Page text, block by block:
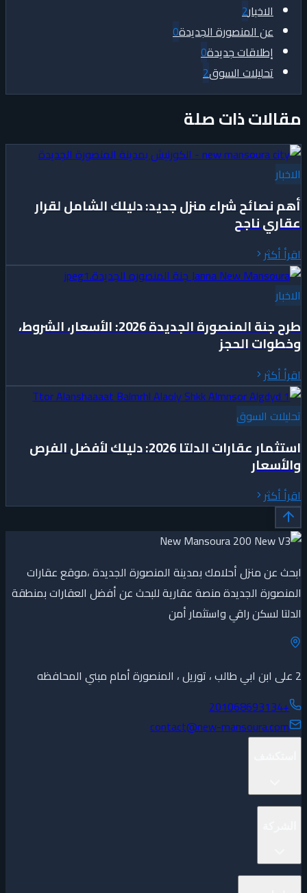
الاخبار2
عن المنصورة الجديدة0
إطلاقات جديدة0
تحليلات السوق2
مقالات ذات صلة
الاخبار
أهم نصائح شراء منزل جديد: دليلك الشامل لقرار
عقاري ناجح
اقرأ أكثر
الاخبار
طرح جنة المنصورة الجديدة 2026: الأسعار، الشروط،
وخطوات الحجز
اقرأ أكثر
تحليلات السوق
استثمار عقارات الدلتا 2026: دليلك لأفضل الفرص
والأسعار
اقرأ أكثر
ابحث عن منزل أحلامك بمدينة المنصورة الجديدة ،موقع عقارات
المنصورة الجديدة منصة عقارية للبحث عن أفضل العقارات بمنطقة
الدلتا لسكن راقي واستثمار أمن
2 على ابن ابي طالب ، توريل ، المنصورة أمام مبني المحافظه
+201068693134
contact@new-mansoura.com
المطورين
المناطق